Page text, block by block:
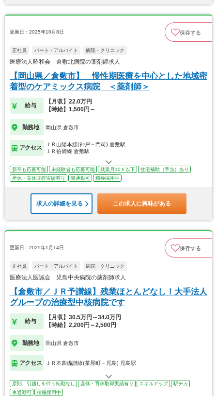
更新日：2025年10月8日 保存する
正社員 パート・アルバイト 病院・クリニック
医療法人昭和会 倉敷北病院の薬剤師求人
【岡山県／倉敷市】 慢性期医療を中心とした地域密
着型のケアミックス病院 ＜薬剤師＞
給与
【月収】22.0万円
【時給】1,500円～
勤務地 岡山県 倉敷市
アクセス
ＪＲ山陽本線(神戸－門司) 倉敷駅
ＪＲ伯備線 倉敷駅
新卒も応募可能 未経験者も応募可能 残業月10ｈ以下
住宅補助（手当）あり
産休・育休取得実績有り
車通勤可 積極採用中
求人の詳細を見る この求人に興味がある
更新日：2025年1月14日 保存する
正社員 パート・アルバイト 病院・クリニック
医療法人医誠会 児島中央病院の薬剤師求人
【倉敷市／ＪＲ予讃線】残業ほとんどなし！大手法人
グループの治療型中核病院です
給与
【月収】30.5万円～34.0万円
【時給】2,200円～2,500円
勤務地 岡山県 倉敷市
アクセス ＪＲ本四備讃線(茶屋町－児島) 児島駅
原則、引越しを伴う転勤なし 産休・育休取得実績有り スキルアップ
駅チカ
車通勤可
積極採用中